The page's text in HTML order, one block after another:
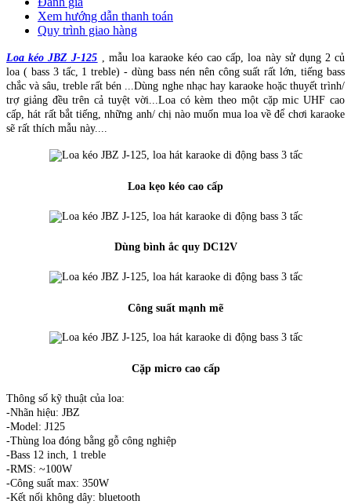
Xem hướng dẫn thanh toán
Quy trình giao hàng
Loa kéo JBZ J-125 , mẫu loa karaoke kéo cao cấp, loa này sử dụng 2 củ
loa ( bass 3 tấc, 1 treble) - dùng bass nén nên công suất rất lớn, tiếng bass
chắc và sâu, treble rất bén ...Dùng nghe nhạc hay karaoke hoặc thuyết trình/
trợ giảng đều trên cả tuyệt vời...Loa có kèm theo một cặp mic UHF cao
cấp, hát rất bắt tiếng, những anh/ chị nào muốn mua loa về để chơi karaoke
sẽ rất thích mẫu này....
Loa kẹo kéo cao cấp
Dùng bình ắc quy DC12V
Công suất mạnh mẽ
Cặp micro cao cấp
Thông số kỹ thuật của loa:
-Nhãn hiệu: JBZ
-Model: J125
-Thùng loa đóng bằng gỗ công nghiệp
-Bass 12 inch, 1 treble
-RMS: ~100W
-Công suất max: 350W
-Kết nối không dây: bluetooth